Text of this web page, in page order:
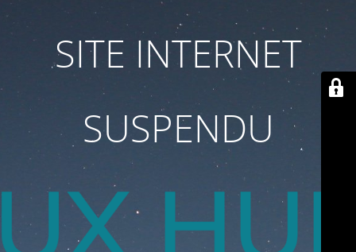
SITE INTERNET
SUSPENDU